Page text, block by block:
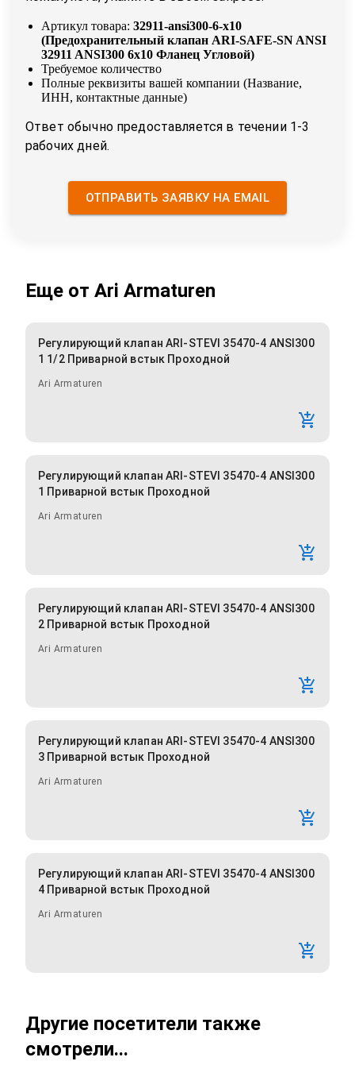
Артикул товара: 32911-ansi300-6-x10
(Предохранительный клапан ARI-SAFE-SN ANSI
32911 ANSI300 6x10 Фланец Угловой)
Требуемое количество
Полные реквизиты вашей компании (Название,
ИНН, контактные данные)
Ответ обычно предоставляется в течении 1-3
рабочих дней.
ОТПРАВИТЬ ЗАЯВКУ НА EMAIL
Еще от Ari Armaturen
Регулирующий клапан ARI-STEVI 35470-4 ANSI300
1 1/2 Приварной встык Проходной
Ari Armaturen
Регулирующий клапан ARI-STEVI 35470-4 ANSI300
1 Приварной встык Проходной
Ari Armaturen
Регулирующий клапан ARI-STEVI 35470-4 ANSI300
2 Приварной встык Проходной
Ari Armaturen
Регулирующий клапан ARI-STEVI 35470-4 ANSI300
3 Приварной встык Проходной
Ari Armaturen
Регулирующий клапан ARI-STEVI 35470-4 ANSI300
4 Приварной встык Проходной
Ari Armaturen
Другие посетители также
смотрели...